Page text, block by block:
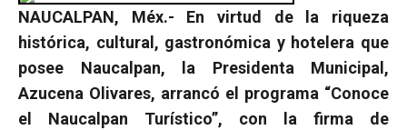
NAUCALPAN, Méx.- En virtud de la riqueza
histórica, cultural, gastronómica y hotelera que
posee Naucalpan, la Presidenta Municipal,
Azucena Olivares, arrancó el programa “Conoce
el Naucalpan Turístico”, con la firma de